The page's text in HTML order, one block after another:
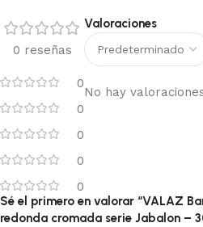
0 reseñas
0
0
0
0
0
Valoraciones
No hay
Sé el primero en valorar “VALAZ
redonda cromada serie Jabalon –